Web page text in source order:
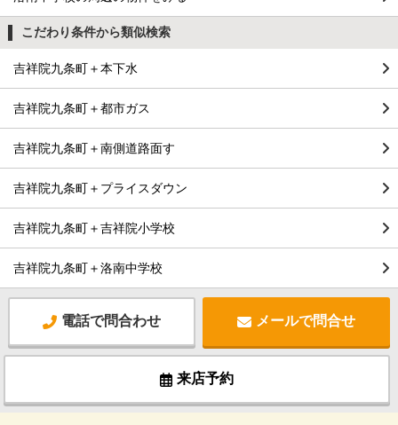
こだわり条件から類似検索
吉祥院九条町＋本下水
吉祥院九条町＋都市ガス
吉祥院九条町＋南側道路面す
吉祥院九条町＋プライスダウン
吉祥院九条町＋吉祥院小学校
吉祥院九条町＋洛南中学校
電話で問合わせ メールで問合せ
来店予約